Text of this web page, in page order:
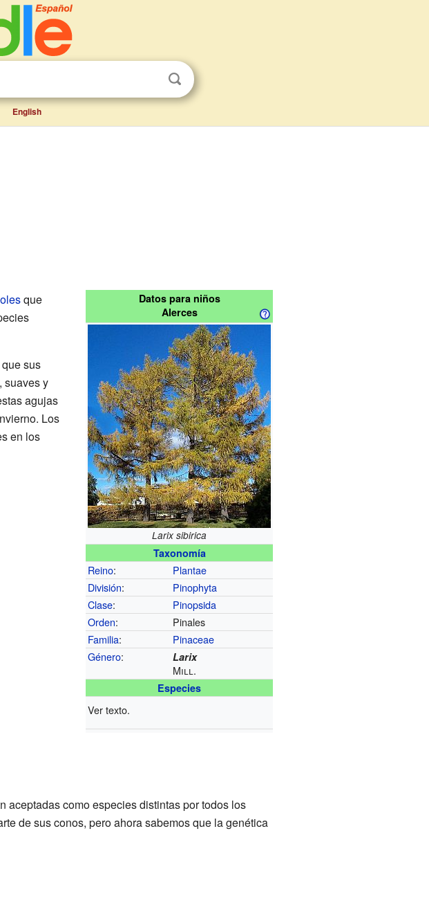
English
Datos para niños
Alerces
Larix sibirica
Taxonomía
Reino:
Plantae
División:
Pinophyta
Clase:
Pinopsida
Orden:
Pinales
Familia:
Pinaceae
Género: Larix
Mill.
Especies
Ver texto.
que
sus
suaves y
agujas
Los
en los
aceptadas como especies distintas por todos los
de sus conos, pero ahora sabemos que la genética